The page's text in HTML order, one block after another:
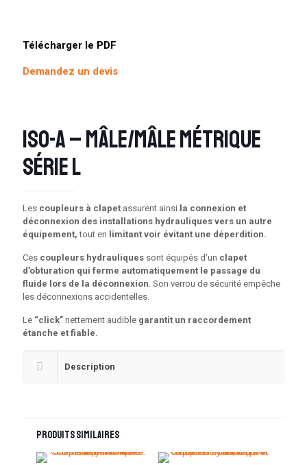
Télécharger le PDF
Demandez un devis
ISO-A – Mâle/Mâle métrique
série L
Les coupleurs à clapet assurent ainsi la connexion et
déconnexion des installations hydrauliques vers un autre
équipement, tout en limitant voir évitant une déperdition.
Ces coupleurs hydrauliques sont équipés d’un clapet
d’obturation qui ferme automatiquement le passage du
fluide lors de la déconnexion. Son verrou de sécurité empêche
les déconnexions accidentelles.
Le “click” nettement audible garantit un raccordement
étanche et fiable.
Description
Produits similaires